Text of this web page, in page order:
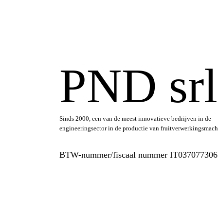
PND srl
Sinds 2000, een van de meest innovatieve bedrijven in de
engineeringsector in de productie van
BTW-nummer/fiscaal nummer